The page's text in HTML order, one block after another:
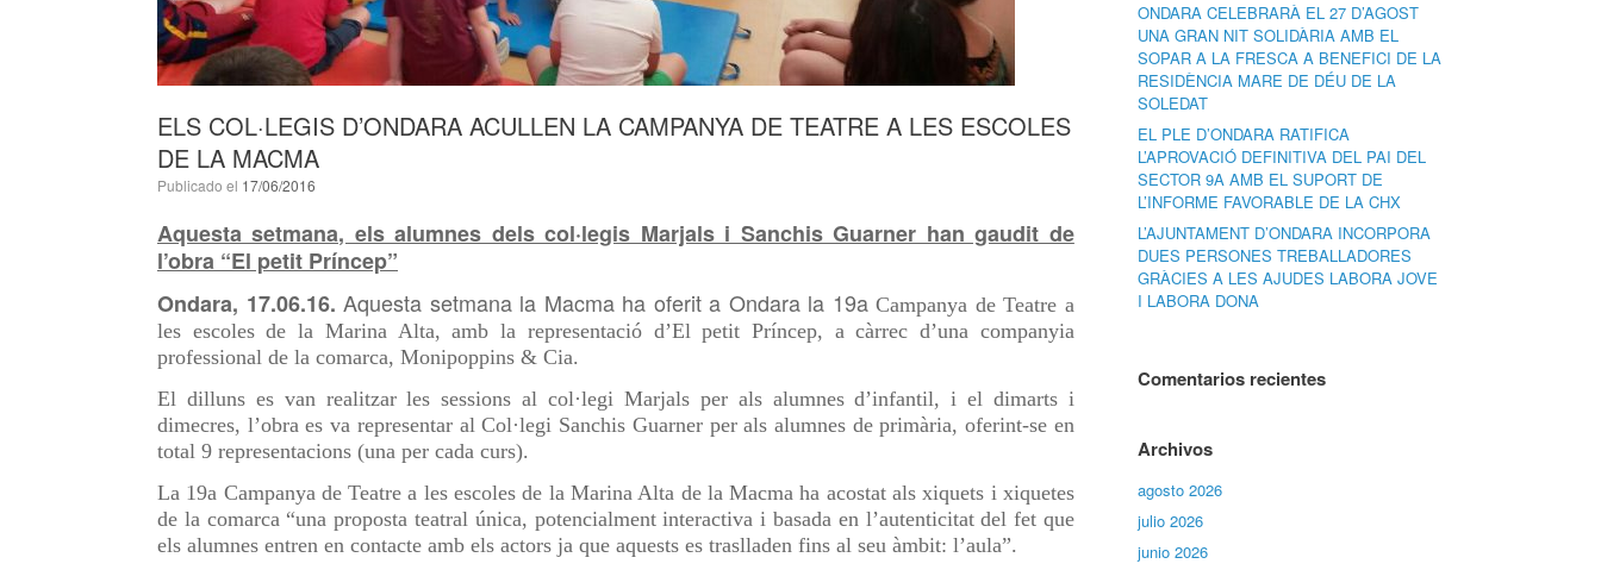
ELS COL·LEGIS D’ONDARA ACULLEN LA CAMPANYA DE TEATRE A LES ESCOLES
DE LA MACMA
Publicado el 17/06/2016
Aquesta setmana, els alumnes dels col·legis Marjals i Sanchis Guarner han gaudit de
l’obra “El petit Príncep”
Ondara, 17.06.16. Aquesta setmana la Macma ha oferit a Ondara la 19aCampanya de Teatre a
les escoles de la Marina Alta, amb la representació d’El petit Príncep, a càrrec d’una companyia
professional de la comarca, Monipoppins & Cia.
El dilluns es van realitzar les sessions al col·legi Marjals per als alumnes d’infantil, i el dimarts i
dimecres, l’obra es va representar al Col·legi Sanchis Guarner per als alumnes de primària, oferint-se en
total 9 representacions (una per cada curs).
La 19a Campanya de Teatre a les escoles de la Marina Alta de la Macma ha acostat als xiquets i xiquetes
de la comarca “una proposta teatral única, potencialment interactiva i basada en l’autenticitat del fet que
els alumnes entren en contacte amb els actors ja que aquests es traslladen fins al seu àmbit: l’aula”.
ONDARA CELEBRARÀ EL 27 D’AGOST
UNA GRAN NIT SOLIDÀRIA AMB EL
SOPAR A LA FRESCA A BENEFICI DE LA
RESIDÈNCIA MARE DE DÉU DE LA
SOLEDAT
EL PLE D’ONDARA RATIFICA
L’APROVACIÓ DEFINITIVA DEL PAI DEL
SECTOR 9A AMB EL SUPORT DE
L’INFORME FAVORABLE DE LA CHX
L’AJUNTAMENT D’ONDARA INCORPORA
DUES PERSONES TREBALLADORES
GRÀCIES A LES AJUDES LABORA JOVE
I LABORA DONA
Comentarios recientes
Archivos
agosto 2026
julio 2026
junio 2026